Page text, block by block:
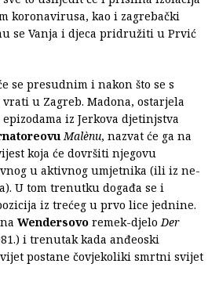
koronavirusa, kao i zagrebački
se Vanja i djeca pridružiti u Prvić
se presudnim i nakon što se s
vrati u Zagreb. Madona, ostarjela
iz Jerkova djetinjstva
Malènu, nazvat će ga na
koja će dovršiti njegovu
u aktivnog umjetnika (ili iz ne-
U tom trenutku događa se i
iz trećeg u prvo lice jednine.
Wendersovo remek-djelo Der
i trenutak kada anđeoski
postane čovjekoliki smrtni svijet